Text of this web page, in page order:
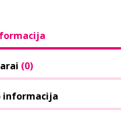
(0)
informacija